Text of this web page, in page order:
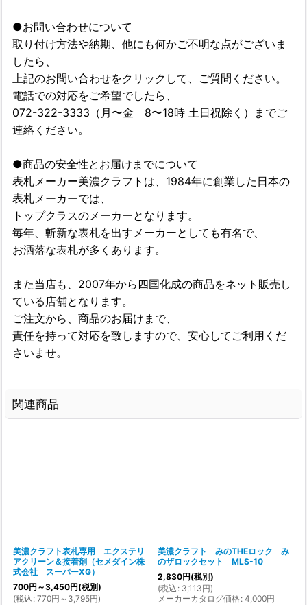
●お問い合わせについて
取り付け方法や納期、他にも何かご不明な点がございま
したら、
上記のお問い合わせをクリックして、ご質問ください。
電話での対応をご希望でしたら、
072-322-3333（月〜金 8〜18時 土日祝除く）までご
連絡ください。
●商品の安全性とお届けまでについて
表札メーカー美濃クラフトは、1984年に創業した日本の
表札メーカーでは、
トップクラスのメーカーとなります。
毎年、斬新な表札を出すメーカーとしても有名で、
お洒落な表札が多くあります。
また当店も、2007年から四国化成の商品をネット販売し
ている店舗となります。
ご注文から、商品のお届けまで、
責任を持って対応を致しますので、安心してご利用くだ
さいませ。
関連商品
美濃クラフト表札専用 エクステリ
アクリーン＆接着剤（セメダイン株
式会社 スーパーXG）
700円 ～3,450円(税別)
(税込 : 770円 ～3,795円)
美濃クラフト みのTHEロック み
のザロックセット MLS-10
2,830円(税別)
(税込 : 3,113円)
メーカーカタログ価格: 4,000円